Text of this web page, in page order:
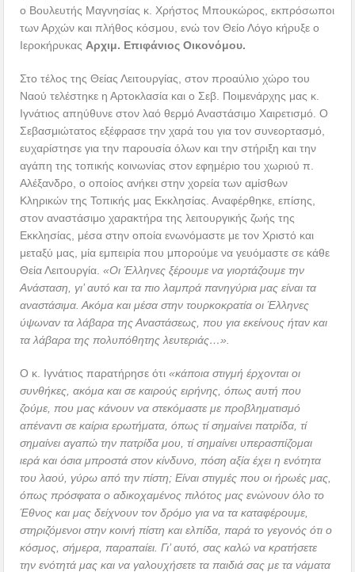
ο Βουλευτής Μαγνησίας κ. Χρήστος Μπουκώρος, εκπρόσωποι
των Αρχών και πλήθος κόσμου, ενώ τον Θείο Λόγο κήρυξε ο
Ιεροκήρυκας Αρχιμ. Επιφάνιος Οικονόμου.
Στο τέλος της Θείας Λειτουργίας, στον προαύλιο χώρο του
Ναού τελέστηκε η Αρτοκλασία και ο Σεβ. Ποιμενάρχης μας κ.
Ιγνάτιος απηύθυνε στον λαό θερμό Αναστάσιμο Χαιρετισμό. Ο
Σεβασμιώτατος εξέφρασε την χαρά του για τον συνεορτασμό,
ευχαρίστησε για την παρουσία όλων και την στήριξη και την
αγάπη της τοπικής κοινωνίας στον εφημέριο του χωριού π.
Αλέξανδρο, ο οποίος ανήκει στην χορεία των αμίσθων
Κληρικών της Τοπικής μας Εκκλησίας. Αναφέρθηκε, επίσης,
στον αναστάσιμο χαρακτήρα της λειτουργικής ζωής της
Εκκλησίας, μέσα στην οποία ενωνόμαστε με τον Χριστό και
μεταξύ μας, μία εμπειρία που μπορούμε να γευόμαστε σε κάθε
Θεία Λειτουργία.«Οι Έλληνες ξέρουμε να γιορτάζουμε την
Ανάσταση, γι’ αυτό και τα πιο λαμπρά πανηγύρια μας είναι τα
αναστάσιμα. Ακόμα και μέσα στην τουρκοκρατία οι Έλληνες
ύψωναν τα λάβαρα της Αναστάσεως, που για εκείνους ήταν και
τα λάβαρα της πολυπόθητης λευτεριάς…».
Ο κ. Ιγνάτιος παρατήρησε ότι«κάποια στιγμή έρχονται οι
συνθήκες, ακόμα και σε καιρούς ειρήνης, όπως αυτή που
ζούμε, που μας κάνουν να στεκόμαστε με προβληματισμό
απέναντι σε καίρια ερωτήματα, όπως τί σημαίνει πατρίδα, τί
σημαίνει αγαπώ την πατρίδα μου, τί σημαίνει υπερασπίζομαι
ιερά και όσια μπροστά στον κίνδυνο, πόση αξία έχει η ενότητα
του λαού, γύρω από την πίστη; Είναι στιγμές που οι ήρωές μας,
όπως πρόσφατα ο αδικοχαμένος πιλότος μας ενώνουν όλο το
Έθνος και μας δείχνουν τον δρόμο για να τα καταφέρουμε,
στηριζόμενοι στην κοινή πίστη και ελπίδα, παρά το γεγονός ότι ο
κόσμος, σήμερα, παραπαίει. Γι’ αυτό, σας καλώ να κρατήσετε
την ενότητά μας και να γαλουχήσετε τα παιδιά σας με τα νάματα